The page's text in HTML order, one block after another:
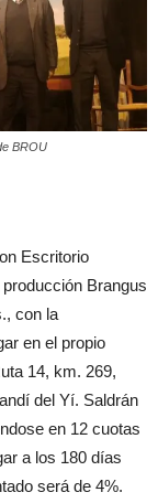
BROU
Escritorio
Brangus
con la
en el propio
14, km. 269,
del Yí. Saldrán
en 12 cuotas
a los 180 días
será de 4%.